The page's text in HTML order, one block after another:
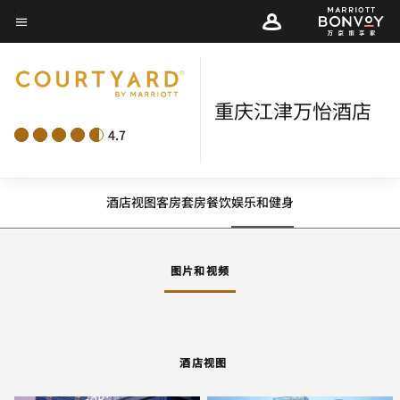
Skip
to
content
菜单文本
4.7
重庆江津万怡酒店
酒店视图客房套房餐饮娱乐和健身
图片和视频
酒店视图